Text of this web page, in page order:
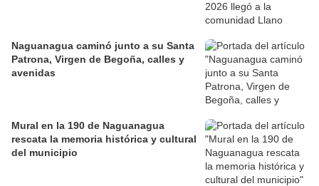
Naguanagua caminó junto a su Santa
Patrona, Virgen de Begoña, calles y
avenidas
Mural en la 190 de Naguanagua
rescata la memoria histórica y cultural
del municipio